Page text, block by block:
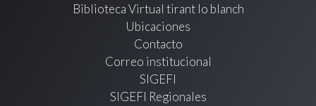
Biblioteca Virtual tirant lo blanch
Ubicaciones
Contacto
Correo institucional
SIGEFI
SIGEFI Regionales